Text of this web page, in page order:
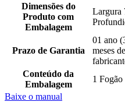
Dimensões do
Produto com
Embalagem
Largura
Prazo de Garantia
01 ano
meses
Conteúdo da
Embalagem
1
Baixe o manual